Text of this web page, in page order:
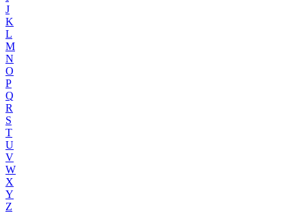
J
K
L
M
N
O
P
Q
R
S
T
U
V
W
X
Y
Z